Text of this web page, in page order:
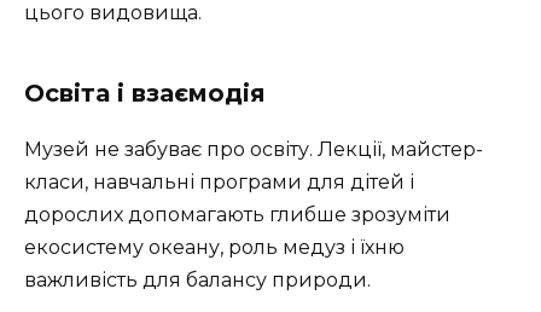
цього видовища.
Освіта і взаємодія
Музей не забуває про освіту. Лекції, майстер-
класи, навчальні програми для дітей і
дорослих допомагають глибше зрозуміти
екосистему океану, роль медуз і їхню
важливість для балансу природи.